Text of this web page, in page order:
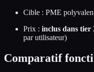
Cible : PME
Prix : inclus dans tier
par utilisateur)
Comparatif